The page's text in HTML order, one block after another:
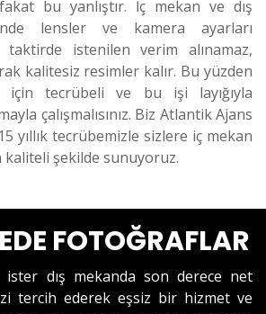
bu yanlıştır. İç mekan ve dış
lensler ve kamera ayarları
taktirde istenilen verim alınamaz,
kalitesiz resimler kalır. Bu yüzden
için tecrübeli ve bu işi layığıyla
çalışmalısınız. Biz Atlantik Ajans
yıllık tecrübemizle sizlere iç mekan
şekilde sunuyoruz.
FOTOĞRAFLAR
ister dış mekanda son derece net
tercih ederek eşsiz bir hizmet ve